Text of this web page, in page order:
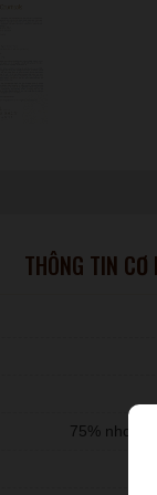
THÔNG TIN CƠ
75% nho